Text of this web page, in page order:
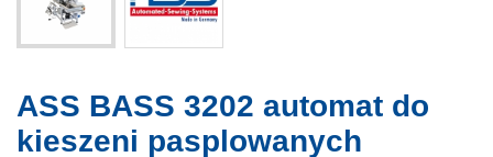
ASS BASS 3202 automat do
kieszeni pasplowanych